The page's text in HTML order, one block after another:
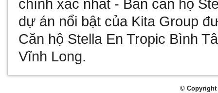
chính xác nhất - Bán căn hộ
dự án nổi bật của Kita Group
Căn hộ Stella En Tropic Bình
Vĩnh Long.
© Copyright